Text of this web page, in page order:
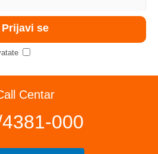
Centar
000